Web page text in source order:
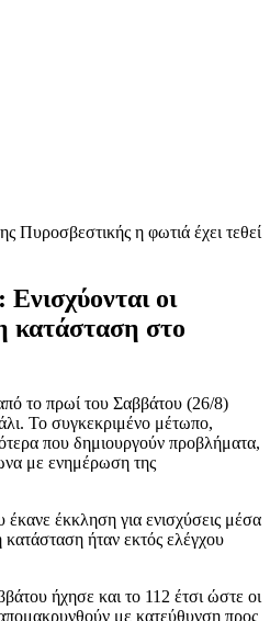
Πυροσβεστικής η φωτιά έχει τεθεί
οι
κατάσταση στο
το πρωί του Σαββάτου (26/8)
Το συγκεκριμένο μέτωπο,
που δημιουργούν προβλήματα,
με ενημέρωση της
έκκληση για ενισχύσεις μέσα
ήταν εκτός ελέγχου
ήχησε και το 112 έτσι ώστε οι
με κατεύθυνση προς